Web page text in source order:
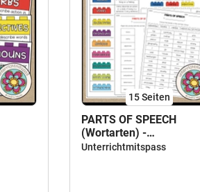
15Seiten
PARTS OF SPEECH
(Wortarten) -
Übungsmaterial
Unterrichtmitspass